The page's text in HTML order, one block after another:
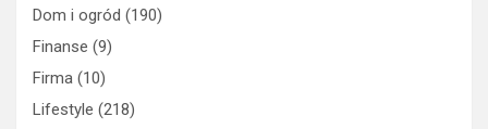
Dom i ogród (190)
Finanse (9)
Firma (10)
Lifestyle (218)